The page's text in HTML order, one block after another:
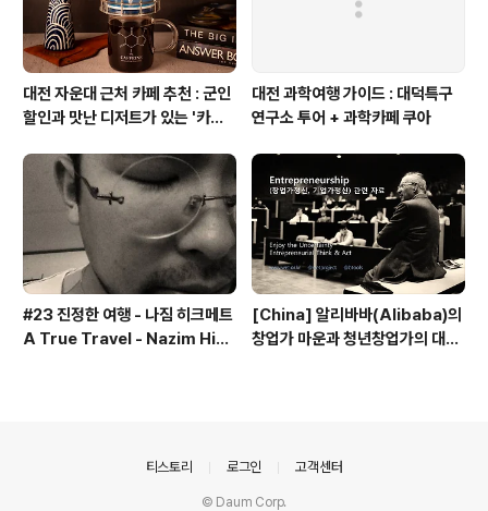
대전 자운대 근처 카페 추천 : 군인
할인과 맛난 디저트가 있는 '카페
대전 과학여행 가이드 : 대덕특구
연구소 투어 + 과학카페 쿠아
#23 진정한 여행 - 나짐 히크메트
A True Travel - Nazim Hik
[China] 알리바바(Alibaba)의
창업가 마운과 청년창업가의 대담
티스토리 로그인 고객센터
© Daum Corp.